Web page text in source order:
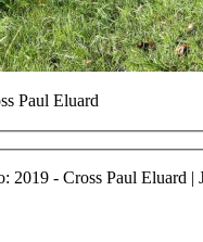
Paul Eluard
2019 - Cross Paul Eluard |